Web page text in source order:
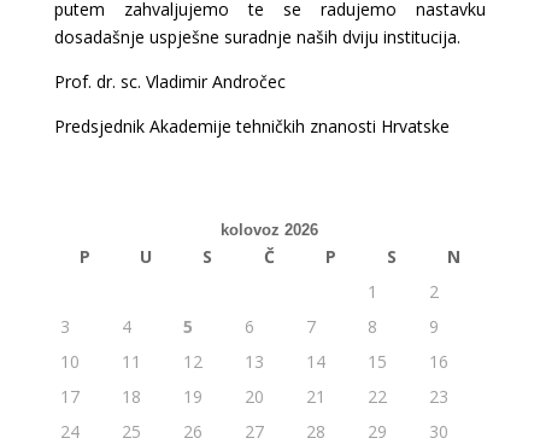
putem zahvaljujemo te se radujemo nastavku
dosadašnje uspješne suradnje naših dviju institucija.
Prof. dr. sc. Vladimir Andročec
Predsjednik Akademije tehničkih znanosti Hrvatske
kolovoz 2026
P U S Č P S
N
1
2
3
4 5 6 7 8
9
10
11 12 13 14 15
16
17
18 19 20 21 22
23
24
25 26 27 28 29
30